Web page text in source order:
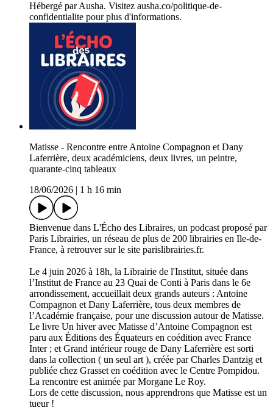
Hébergé par Ausha. Visitez ausha.co/politique-de-
confidentialite pour plus d'informations.
Matisse - Rencontre entre Antoine Compagnon et Dany
Laferrière, deux académiciens, deux livres, un peintre,
quarante-cinq tableaux
18/06/2026
1 h 16 min
Bienvenue dans L'Écho des Libraires, un podcast proposé par
Paris Librairies, un réseau de plus de 200 librairies en Ile-de-
France, à retrouver sur le site parislibrairies.fr.
Le 4 juin 2026 à 18h, la Librairie de l'Institut, située dans
l’Institut de France au 23 Quai de Conti à Paris dans le 6e
arrondissement, accueillait deux grands auteurs : Antoine
Compagnon et Dany Laferrière, tous deux membres de
l’Académie française, pour une discussion autour de Matisse.
Le livre Un hiver avec Matisse d’Antoine Compagnon est
paru aux Éditions des Équateurs en coédition avec France
Inter ; et Grand intérieur rouge de Dany Laferrière est sorti
dans la collection ( un seul art ), créée par Charles Dantzig et
publiée chez Grasset en coédition avec le Centre Pompidou.
La rencontre est animée par Morgane Le Roy.
Lors de cette discussion, nous apprendrons que Matisse est un
tueur !